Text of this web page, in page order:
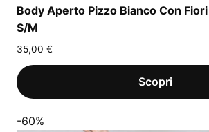
Body Aperto Pizzo Bianco Con
S/M
35,00 €
-60%